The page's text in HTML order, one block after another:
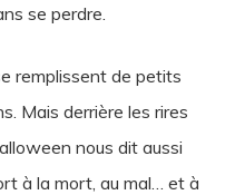
se perdre.
remplissent de petits
Mais derrière les rires
nous dit aussi
à la mort, au mal… et à